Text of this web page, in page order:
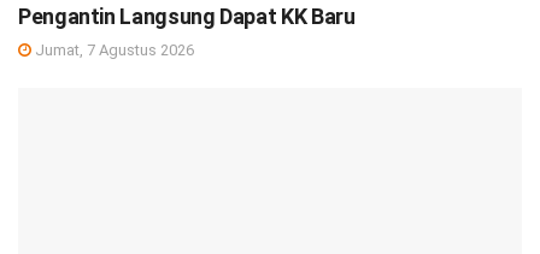
Pengantin Langsung Dapat KK Baru
Jumat, 7 Agustus 2026